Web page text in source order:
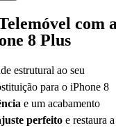
com
8 Plus
estrutural ao seu
para o iPhone 8
e um acabamento
perfeito e restaura a